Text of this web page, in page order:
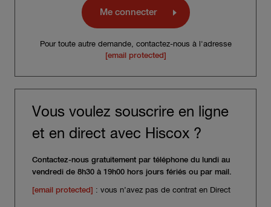
Me connecter
Pour toute autre demande, contactez-nous à l'adresse
[email protected]
Vous voulez souscrire en ligne
et en direct avec Hiscox ?
Contactez-nous gratuitement par téléphone du lundi au
vendredi de 8h30 à 19h00 hors jours fériés ou par mail.
[email protected] : vous n’avez pas de contrat en Direct